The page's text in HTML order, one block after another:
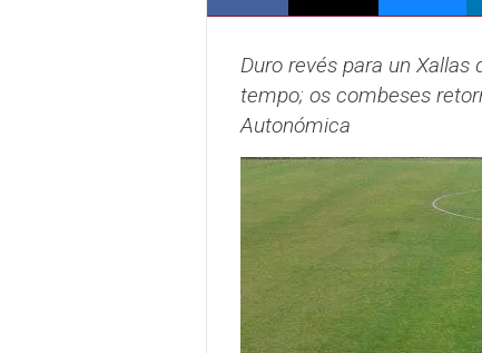
Duro revés para un
tempo; os combeses
Autonómica